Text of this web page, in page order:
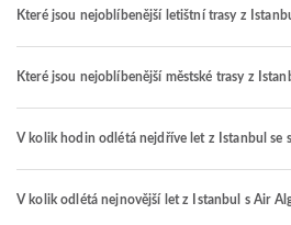
Které jsou nejoblíbenější letištní trasy z
Které jsou nejoblíbenější městské trasy z
V kolik hodin odlétá nejdříve let z Istanbul se
V kolik odlétá nejnovější let z Istanbul s Air